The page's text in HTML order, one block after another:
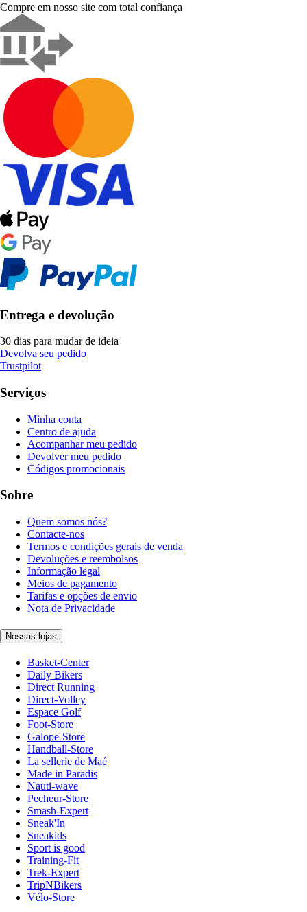
Compre em nosso site com total confiança
Entrega e devolução
30 dias para mudar de ideia
Devolva seu pedido
Trustpilot
Serviços
Minha conta
Centro de ajuda
Acompanhar meu pedido
Devolver meu pedido
Códigos promocionais
Sobre
Quem somos nós?
Contacte-nos
Termos e condições gerais de venda
Devoluções e reembolsos
Informação legal
Meios de pagamento
Tarifas e opções de envio
Nota de Privacidade
Nossas lojas
Basket-Center
Daily Bikers
Direct Running
Direct-Volley
Espace Golf
Foot-Store
Galope-Store
Handball-Store
La sellerie de Maé
Made in Paradis
Nauti-wave
Pecheur-Store
Smash-Expert
Sneak'In
Sneakids
Sport is good
Training-Fit
Trek-Expert
TripNBikers
Vélo-Store